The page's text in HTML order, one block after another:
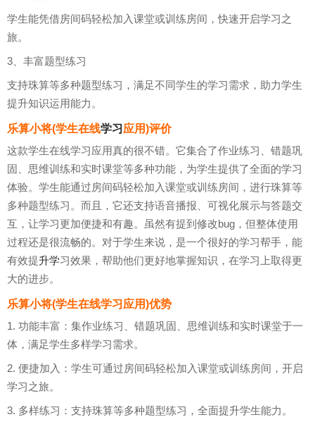
学生能凭借房间码轻松加入课堂或训练房间，快速开启学习之
旅。
3、丰富题型练习
支持珠算等多种题型练习，满足不同学生的学习需求，助力学生
提升知识运用能力。
乐算小将(学生在线学习 应用)评价
这款学生在线学习应用真的很不错。它集合了作业练习、错题巩
固、思维训练和实时课堂等多种功能，为学生提供了全面的学习
体验。学生能通过房间码轻松加入课堂或训练房间，进行珠算等
多种题型练习。而且，它还支持语音播报、可视化展示与答题交
互，让学习更加便捷和有趣。虽然有提到修改bug，但整体使用
过程还是很流畅的。对于学生来说，是一个很好的学习帮手，能
有效提升学习效果，帮助他们更好地掌握知识，在学习上取得更
大的进步。
乐算小将(学生在线学习应用)优势
1. 功能丰富：集作业练习、错题巩固、思维训练和实时课堂于一
体，满足学生多样学习需求。
2. 便捷加入：学生可通过房间码轻松加入课堂或训练房间，开启
学习之旅。
3. 多样练习：支持珠算等多种题型练习，全面提升学生能力。